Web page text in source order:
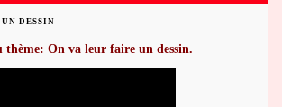
DESSIN
thème: On va leur faire un dessin.